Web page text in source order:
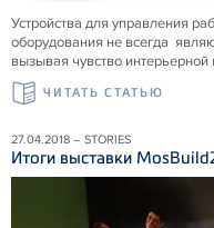
Устройства для управления
оборудования не всегда
вызывая чувство
ЧИТАТЬ СТАТЬЮ
27.04.2018 – STORIES
Итоги выставки